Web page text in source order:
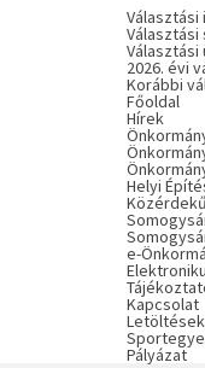
2026. évi
Korábbi
Főoldal
Hírek
Helyi
Közérdekű
e-
Kapcsolat
Letöltések
Pályázat